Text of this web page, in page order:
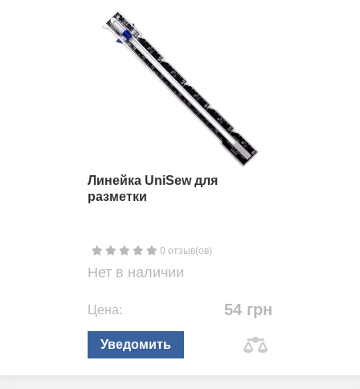
Линейка UniSew для
разметки
0 отзыв(ов)
Нет в наличии
Цена: 54 грн
Уведомить